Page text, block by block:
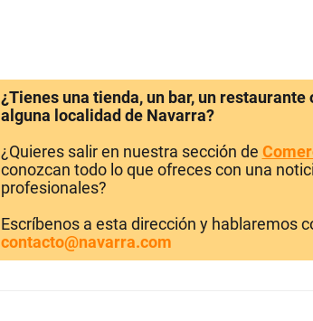
¿Tienes una tienda, un bar, un
alguna localidad de Navarra?
¿Quieres salir en nuestra sección de
conozcan todo lo que ofreces con una
profesionales?
Escríbenos a esta dirección y hablaremos
contacto@navarra.com